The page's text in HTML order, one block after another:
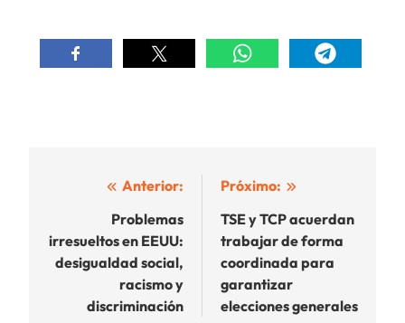
Navegación
entradas
Anterior:
Problemas
irresueltos en EEUU:
desigualdad social,
racismo y
discriminación
Próximo:
TSE y TCP acuerdan
trabajar de forma
coordinada para
garantizar
elecciones generales